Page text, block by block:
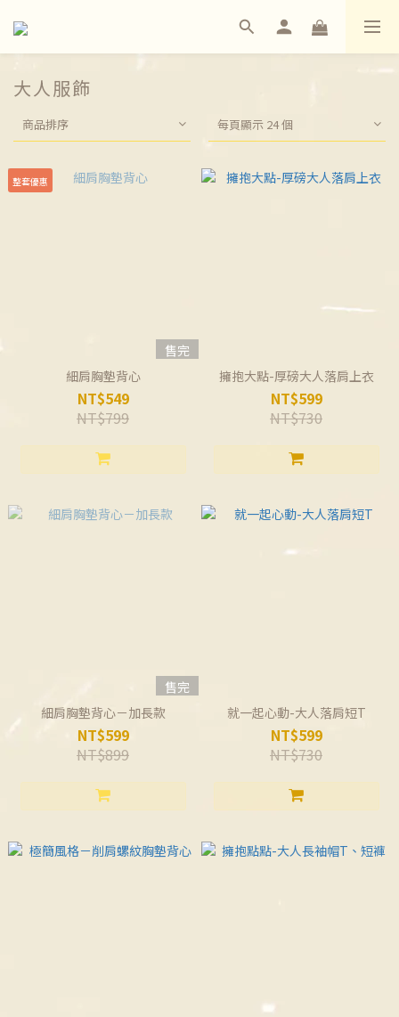
大人服飾
商品排序 每頁顯示 24 個
整套優惠
售完
細肩胸墊背心
NT$549
NT$799
擁抱大點-厚磅大人落肩上衣
NT$599
NT$730
售完
細肩胸墊背心－加長款
NT$599
NT$899
就一起心動-大人落肩短T
NT$599
NT$730